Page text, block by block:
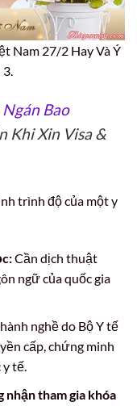
Nam 27/2 Hay Và Ý
Bao
Khi Xin Visa &
trình độ của một y
Cần dịch thuật
ngữ của quốc gia
nghề do Bộ Y tế
cấp, chứng minh
y tế.
tham gia khóa